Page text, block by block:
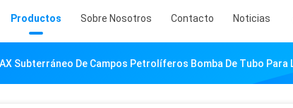
Productos Sobre Nosotros Contacto Noticias
Subterráneo De Campos Petrolíferos Bomba De Tubo